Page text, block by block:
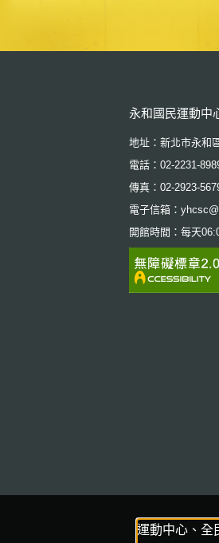
運動中心、全
:::
永和國民運動中
地址：新北市永和
電話：02-2231-
傳真：02-2923-
電子信箱：
開館時間：每天